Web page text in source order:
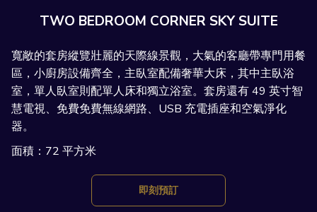
動
TWO BEDROOM CORNER SKY SUITE
寬敞的套房縱覽壯麗的天際線景觀，大氣的客廳帶專門用餐
區，小廚房設備齊全，主臥室配備奢華大床，其中主臥浴
室，單人臥室則配單人床和獨立浴室。套房還有 49 英寸智
慧電視、免費免費無線網路、USB 充電插座和空氣淨化
器。
面積：72 平方米
即刻預訂開
啟